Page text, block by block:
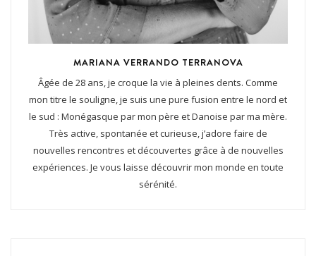
MARIANA VERRANDO TERRANOVA
Âgée de 28 ans, je croque la vie à pleines dents. Comme
mon titre le souligne, je suis une pure fusion entre le nord et
le sud : Monégasque par mon père et Danoise par ma mère.
Très active, spontanée et curieuse, j’adore faire de
nouvelles rencontres et découvertes grâce à de nouvelles
expériences. Je vous laisse découvrir mon monde en toute
sérénité.